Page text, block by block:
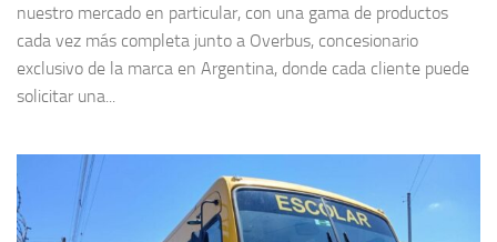
nuestro mercado en particular, con una gama de productos
cada vez más completa junto a Overbus, concesionario
exclusivo de la marca en Argentina, donde cada cliente puede
solicitar una...